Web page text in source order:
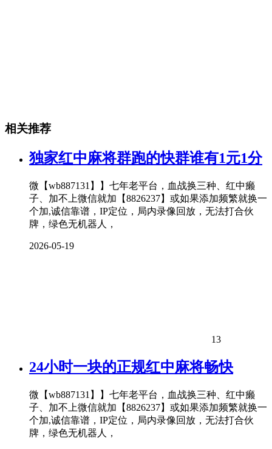
相关推荐
独家红中麻将群跑的快群谁有1元1分
微【wb887131】】七年老平台，血战换三种、红中癞
子、加不上微信就加【8826237】或如果添加频繁就换一
个加,诚信靠谱，IP定位，局内录像回放，无法打合伙
牌，绿色无机器人，
2026-05-19
13
24小时一块的正规红中麻将畅快
微【wb887131】】七年老平台，血战换三种、红中癞
子、加不上微信就加【8826237】或如果添加频繁就换一
个加,诚信靠谱，IP定位，局内录像回放，无法打合伙
牌，绿色无机器人，